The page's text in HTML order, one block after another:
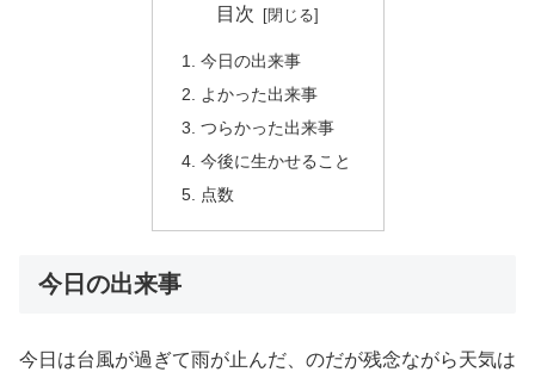
目次
今日の出来事
よかった出来事
つらかった出来事
今後に生かせること
点数
今日の出来事
今日は台風が過ぎて雨が止んだ、のだが残念ながら天気は